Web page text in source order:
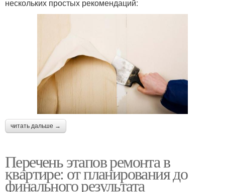
нескольких простых рекомендаций:
читать дальше →
Перечень этапов ремонта в
квартире: от планирования до
финального результата